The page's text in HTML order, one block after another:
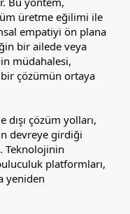
üretme eğilimi ile
empatiyi ön plana
bir ailede veya
müdahalesi,
çözümün ortaya
çözüm yolları,
devreye girdiği
Teknolojinin
platformları,
yeniden